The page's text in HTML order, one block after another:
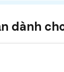
dành